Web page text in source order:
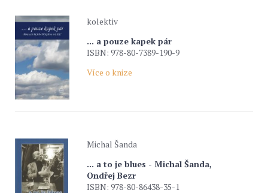
kolektiv
... a pouze kapek pár
ISBN: 978-80-7389-190-9
Více o knize
Michal Šanda
... a to je blues - Michal Šanda,
Ondřej Bezr
ISBN: 978-80-86438-35-1